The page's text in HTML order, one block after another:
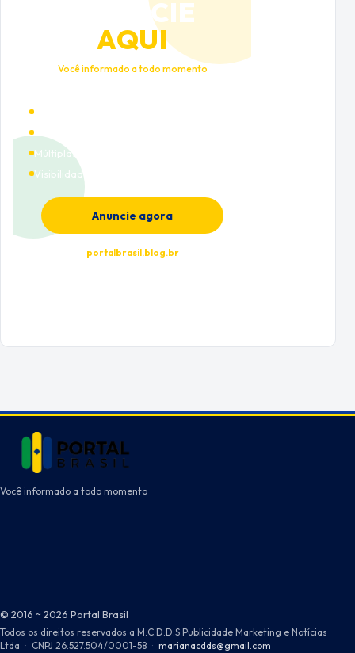
ANUNCIE
AQUI
Você informado a todo momento
Cobertura nacional
Múltiplas categorias
Visibilidade premium
Anuncie agora
portalbrasil.blog.br
Você informado a todo momento
© 2016 ~ 2026 Portal Brasil
Todos os direitos reservados a M.C.D.D.S Publicidade Marketing e Notícias
Ltda · CNPJ 26.527.504/0001-58 · marianacdds@gmail.com